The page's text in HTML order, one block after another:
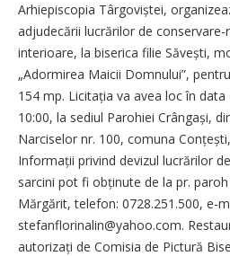
Arhiepiscopia Târgo­viștei,
adjudecării lucrărilor de
interioare, la biserica filie Săvești,
„Adormirea Maicii Domnului”,
154 mp. Licitația va avea loc în
10:00, la sediul Parohiei Crângași,
Narciselor nr. 100, comuna
Informații privind devizul lucrărilor
sarcini pot fi obținute de la pr.
Mărgărit, telefon: 0728.251.500, e-
stefanflorinalin@yahoo.com.
autorizați de Comisia de Pictură